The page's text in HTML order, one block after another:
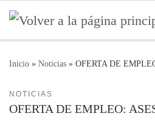
Saltar al contenido
Inicio » Noticias » OFERTA DE
NOTICIAS
OFERTA DE EMPLEO: